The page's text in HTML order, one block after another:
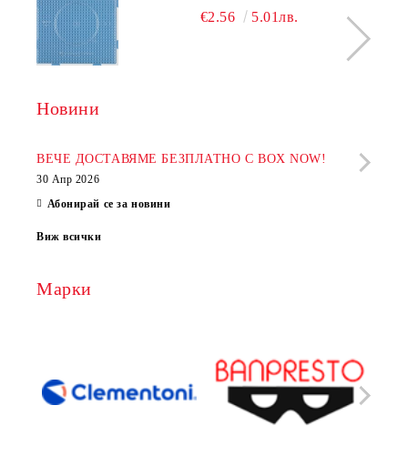
€2.56 5.01лв.
Новини
ВЕЧЕ ДОСТАВЯМЕ БЕЗПЛАТНО С BOX NOW!
30 Апр 2026
Абонирай се за новини
Виж всички
Марки